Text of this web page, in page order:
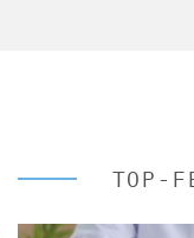
TOP-